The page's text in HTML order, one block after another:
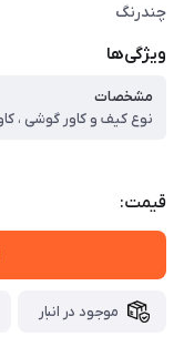
چندرنگ
ویژگی‌ها
مشخصات
قیمت:
موجود در انبار